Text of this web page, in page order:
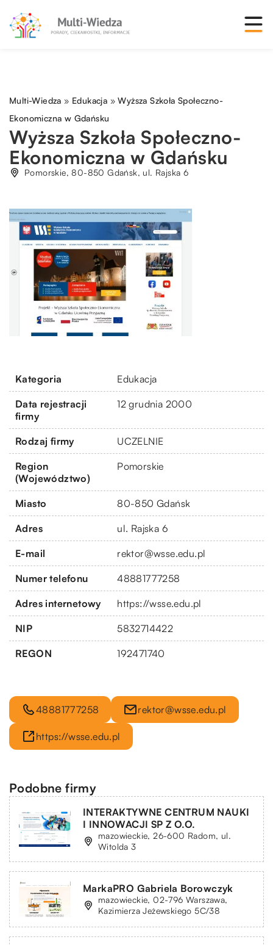
Multi-Wiedza » Edukacja »Wyższa Szkoła Społeczno-
Ekonomiczna w Gdańsku
Wyższa Szkoła Społeczno-
Ekonomiczna w Gdańsku
Pomorskie, 80-850 Gdańsk, ul. Rajska 6
Kategoria Edukacja
Data rejestracji
firmy
12 grudnia 2000
Rodzaj firmy UCZELNIE
Region
(Województwo)
Pomorskie
Miasto 80-850 Gdańsk
Adres ul. Rajska 6
E-mail rektor@wsse.edu.pl
Numer telefonu 48881777258
Adres internetowy https://wsse.edu.pl
NIP 5832714422
REGON 192471740
48881777258 rektor@wsse.edu.pl
https://wsse.edu.pl
Podobne firmy
INTERAKTYWNE CENTRUM NAUKI
I INNOWACJI SP Z O.O.
mazowieckie, 26-600 Radom, ul.
Witolda 3
MarkaPRO Gabriela Borowczyk
mazowieckie, 02-796 Warszawa,
Kazimierza Jeżewskiego 5C/38